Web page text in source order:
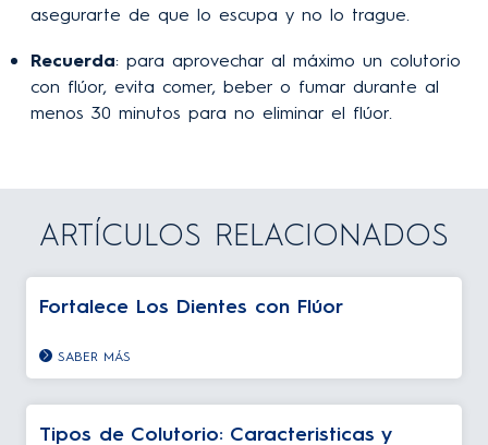
asegurarte de que lo escupa y no lo trague.
Recuerda: para aprovechar al máximo un colutorio
con flúor, evita comer, beber o fumar durante al
menos 30 minutos para no eliminar el flúor.
ARTÍCULOS RELACIONADOS
Fortalece Los Dientes con Flúor
SABER MÁS
Tipos de Colutorio: Caracteristicas y